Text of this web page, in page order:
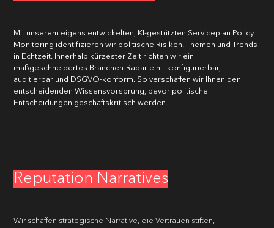
Mit unserem eigens entwickelten, KI-gestützten Serviceplan Policy
Monitoring identifizieren wir politische Risiken, Themen und Trends
in Echtzeit. Innerhalb kürzester Zeit richten wir ein
maßgeschneidertes Branchen-Radar ein – konfigurierbar,
auditierbar und DSGVO-konform. So verschaffen wir Ihnen den
entscheidenden Wissensvorsprung, bevor politische
Entscheidungen geschäftskritisch werden.
Reputation Narratives
Wir schaffen strategische Narrative, die Vertrauen stiften,